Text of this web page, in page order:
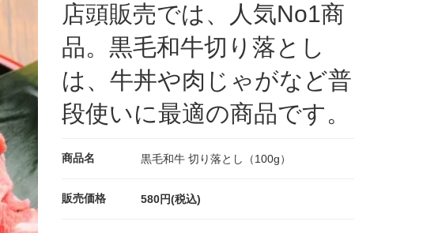
店頭販売では、人気No1商
品。黒毛和牛切り落とし
は、牛丼や肉じゃがなど普
段使いに最適の商品です。
商品名 黒毛和牛 切り落とし（100g）
販売価格 580円(税込)